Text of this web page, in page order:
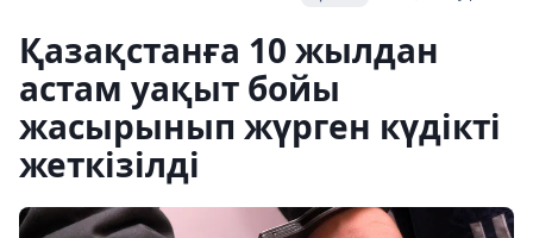
Қазақстанға 10 жылдан
астам уақыт бойы
жасырынып жүрген күдікті
жеткізілді